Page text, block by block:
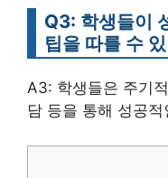
Q3: 학생들이
팁을 따를 수
A3: 학생들은 주기
담 등을 통해 성공